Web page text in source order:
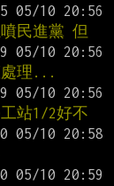
民進黨 但
處理...
站1/2好不